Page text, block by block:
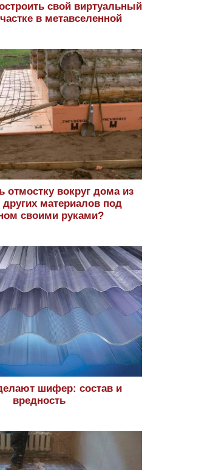
свой виртуальный
в метавселенной
отмостку вокруг дома из
других материалов под
своими руками?
шифер: состав и
вредность